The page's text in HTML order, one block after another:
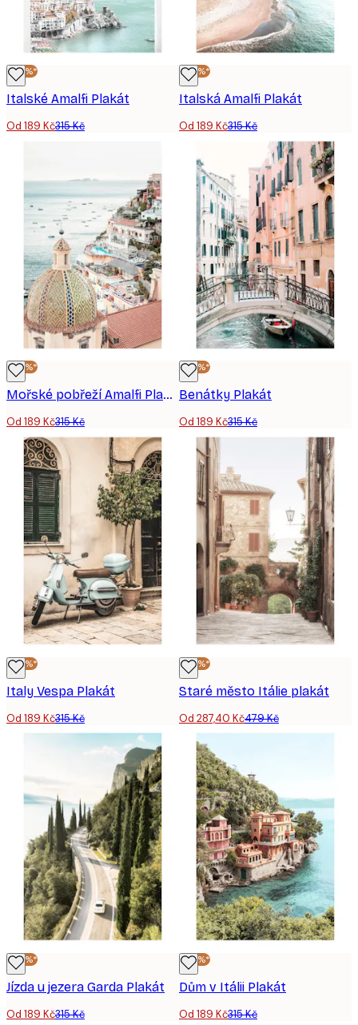
-40%*
Italské Amalfi Plakát
Od 189 Kč315 Kč
-40%*
Italská Amalfi Plakát
Od 189 Kč315 Kč
-40%*
Mořské pobřeží Amalfi Plakát
Od 189 Kč315 Kč
-40%*
Benátky Plakát
Od 189 Kč315 Kč
-40%*
Italy Vespa Plakát
Od 189 Kč315 Kč
-40%*
Staré město Itálie plakát
Od 287,40 Kč479 Kč
-40%*
Jízda u jezera Garda Plakát
Od 189 Kč315 Kč
-40%*
Dům v Itálii Plakát
Od 189 Kč315 Kč